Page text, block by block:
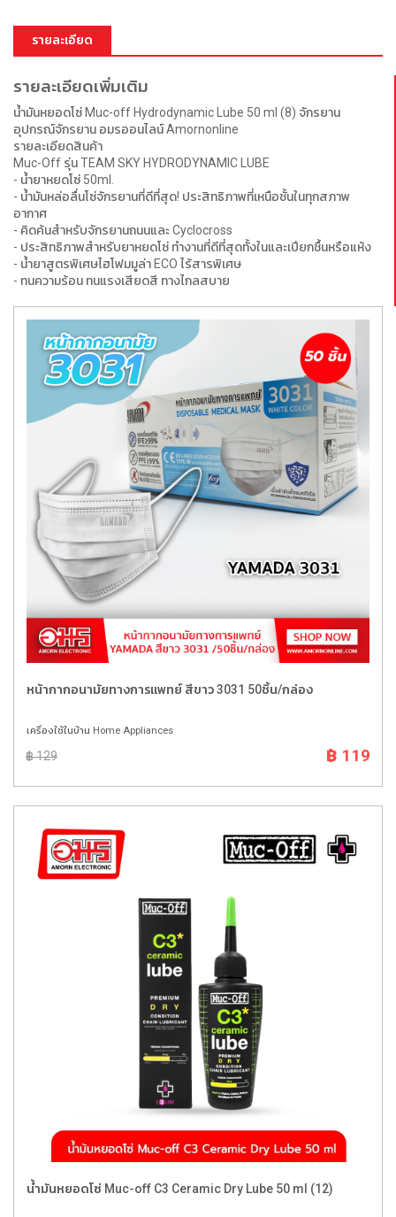
รายละเอียด
รายละเอียดเพิ่มเติม
น้ำมันหยอดโซ่ Muc-off Hydrodynamic Lube 50 ml (8) จักรยาน
อุปกรณ์จักรยาน อมรออนไลน์ Amornonline
รายละเอียดสินค้า
Muc-Off รุ่น TEAM SKY HYDRODYNAMIC LUBE
- น้ำยาหยดโซ่ 50ml.
- น้ำมันหล่อลื่นโซ่จักรยานที่ดีที่สุด! ประสิทธิภาพที่เหนือชั้นในทุกสภาพ
อากาศ
- คิดค้นสำหรับจักรยานถนนและ Cyclocross
- ประสิทธิภาพสำหรับยาหยดโซ่ ทำงานที่ดีที่สุดทั้งในและเปียกชื้นหรือแห้ง
- น้ำยาสูตรพิเศษไฮโฟมมูล่า ECO ไร้สารพิเศษ
- ทนความร้อน ทนแรงเสียดสี ทางไกลสบาย
หน้ากากอนามัยทางการแพทย์ สีขาว 3031 50ชิ้น/กล่อง
เครื่องใช้ในบ้าน Home Appliances
฿ 129 ฿ 119
น้ำมันหยอดโซ่ Muc-off C3 Ceramic Dry Lube 50 ml (12)